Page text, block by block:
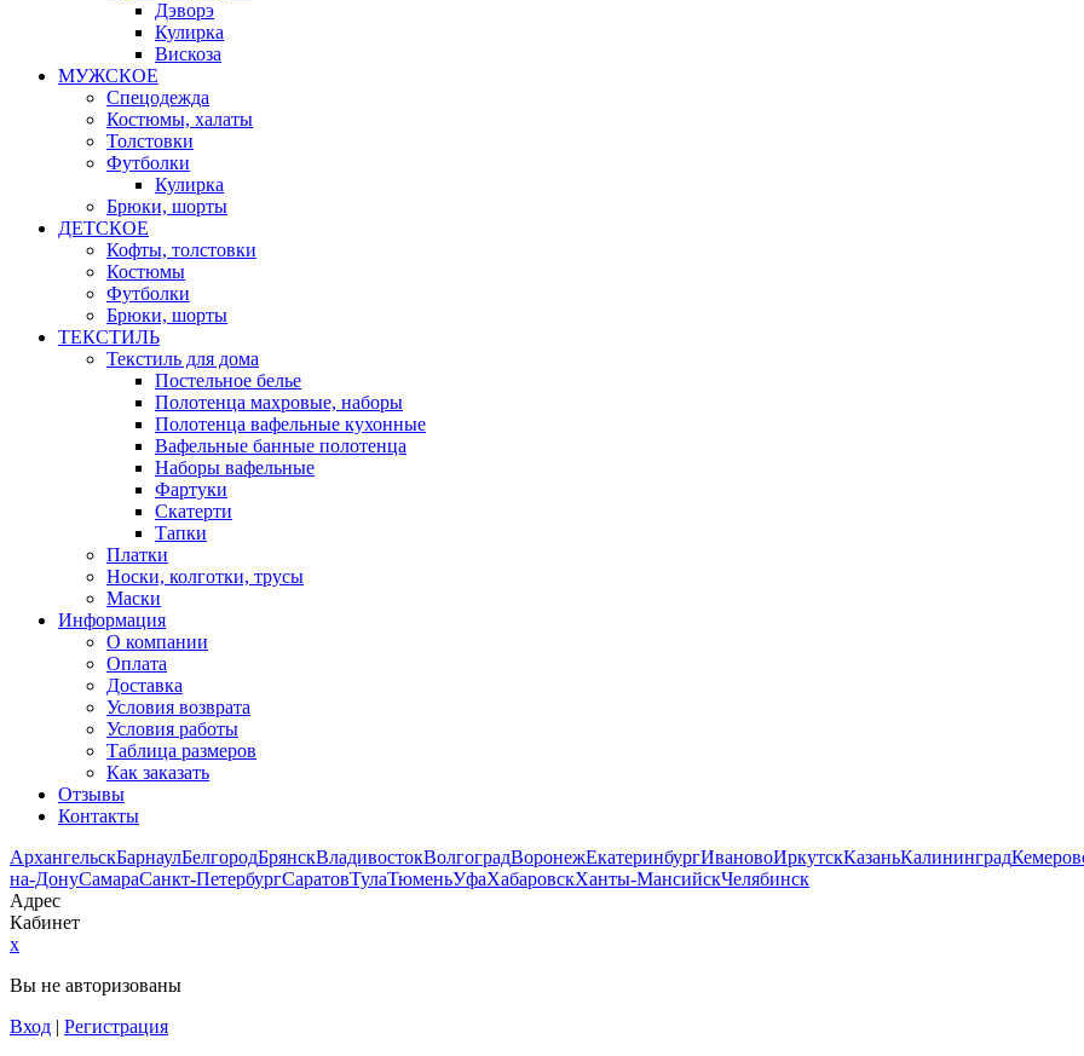
Дэворэ
Кулирка
Вискоза
МУЖСКОЕ
Спецодежда
Костюмы, халаты
Толстовки
Футболки
Кулирка
Брюки, шорты
ДЕТСКОЕ
Кофты, толстовки
Костюмы
Футболки
Брюки, шорты
ТЕКСТИЛЬ
Текстиль для дома
Постельное белье
Полотенца махровые, наборы
Полотенца вафельные кухонные
Вафельные банные полотенца
Наборы вафельные
Фартуки
Скатерти
Тапки
Платки
Носки, колготки, трусы
Маски
Информация
О компании
Оплата
Доставка
Условия возврата
Условия работы
Таблица размеров
Как заказать
Отзывы
Контакты
АрхангельскБарнаулБелгородБрянскВладивостокВолгоградВоронежЕкатеринбургИвановоИркутскКазаньКалининград
на-ДонуСамараСанкт-ПетербургСаратовТулаТюменьУфаХабаровскХанты-МансийскЧелябинск
Адрес
Кабинет
x
Вы не авторизованы
Вход | Регистрация